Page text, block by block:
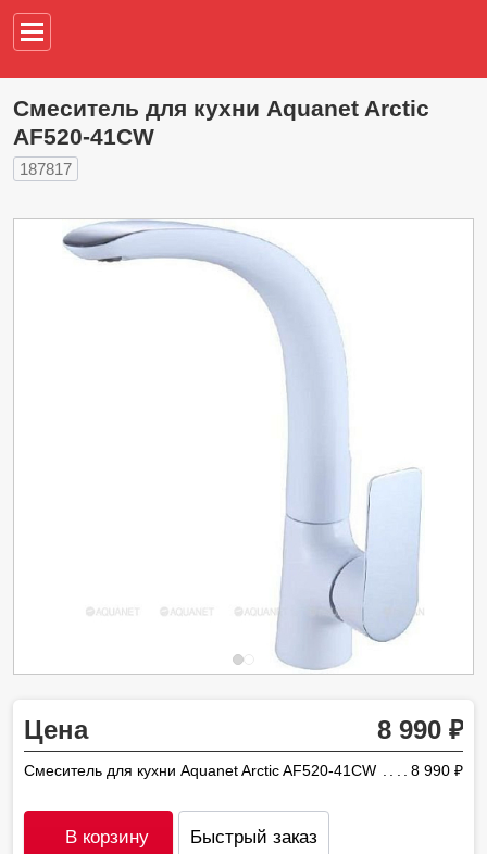
Смеситель для кухни Aquanet Arctic
AF520-41СW
187817
Цена 8 990
Смеситель для кухни Aquanet Arctic AF520-41СW 8 990
В корзину Быстрый заказ